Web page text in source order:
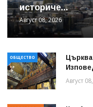
историче...
Август 08, 2026
ОБЩЕСТВО
Август